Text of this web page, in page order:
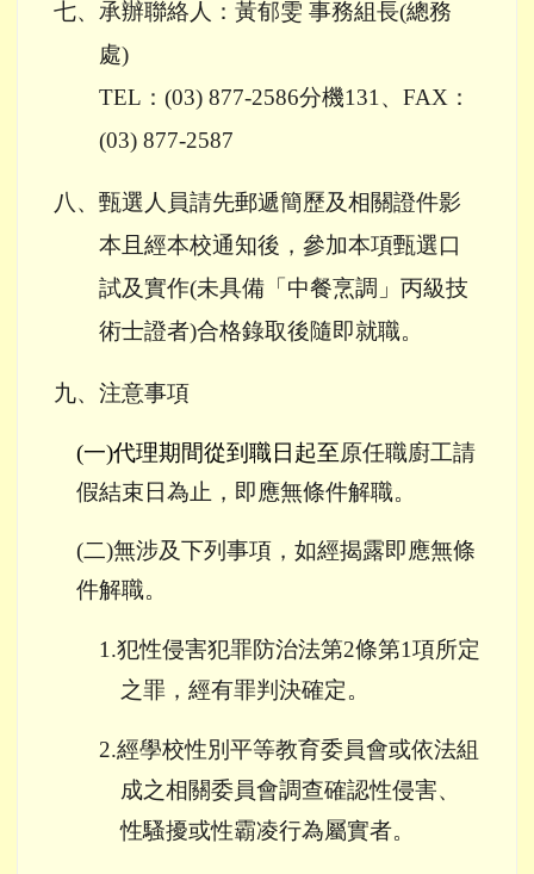
七、承辦聯絡人：黃郁雯 事務組長(總務
處)
TEL ： (03) 877-2586分機131 、 FAX ：
(03) 877-2587
八、甄選人員請先郵遞簡歷及相關證件影
本且經本校通知後，參加本項甄選口
試及實作(未具備「中餐烹調」丙級技
術士證者)合格錄取後隨即就職。
九、注意事項
(一)代理期間從到職日起至原任職廚工請
假結束日為止，即應無條件解職。
(二)無涉及下列事項，如經揭露即應無條
件解職。
1.犯性侵害犯罪防治法第2條第1項所定
之罪，經有罪判決確定。
2.經學校性別平等教育委員會或依法組
成之相關委員會調查確認性侵害、
性騷擾或性霸凌行為屬實者。